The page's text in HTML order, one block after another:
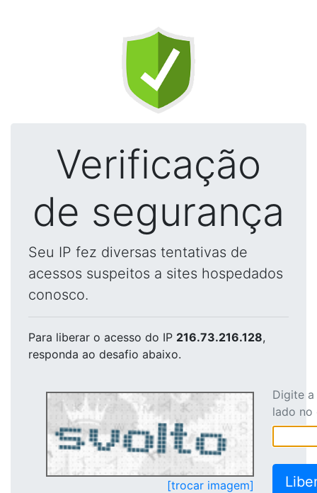
Verificação
de segurança
Seu IP fez diversas tentativas de
acessos suspeitos a sites hospedados
conosco.
Para liberar o acesso do IP 216.73.216.128,
responda ao desafio abaixo.
[trocar imagem]
Digite
lado no